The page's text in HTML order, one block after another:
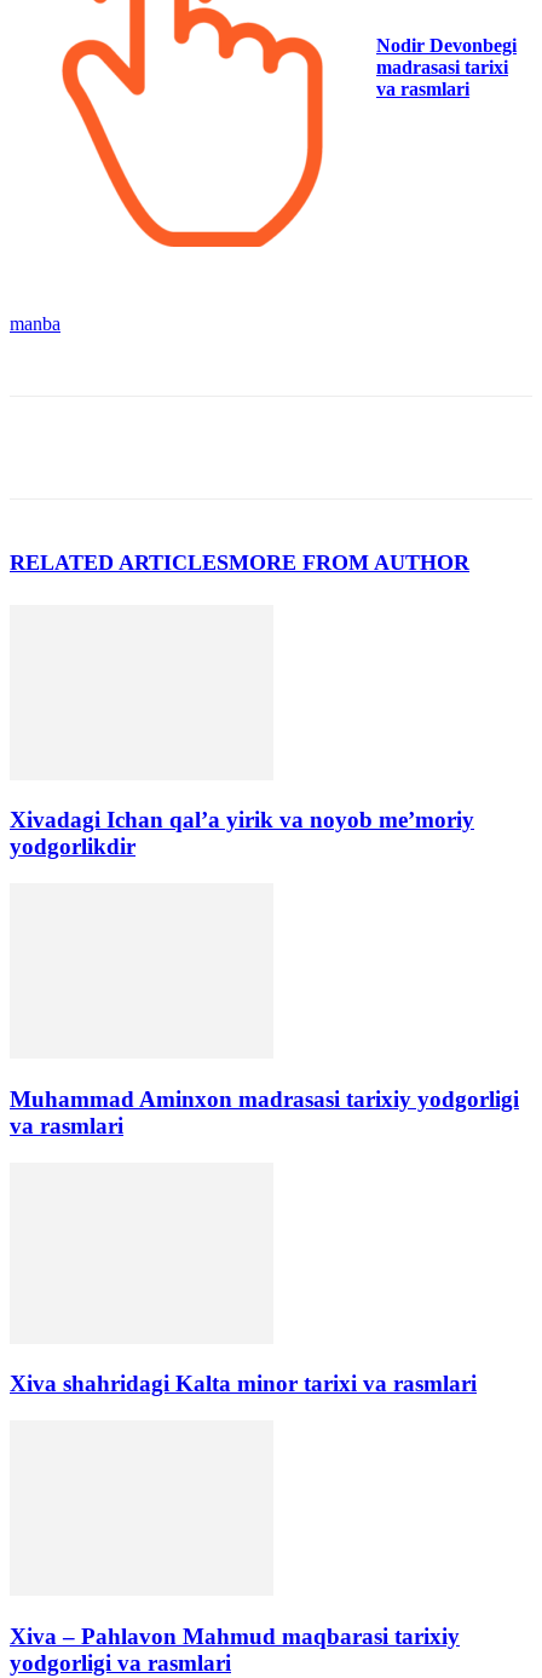
Nodir Devonbegi
madrasasi tarixi
va rasmlari
manba
RELATED ARTICLESMORE FROM AUTHOR
Xivadagi Ichan qal’a yirik va noyob me’moriy
yodgorlikdir
​Muhammad Aminxon madrasasi tarixiy yodgorligi
va rasmlari
Xiva shahridagi Kalta minor tarixi va rasmlari
Xiva – Pahlavon Mahmud maqbarasi tarixiy
yodgorligi va rasmlari